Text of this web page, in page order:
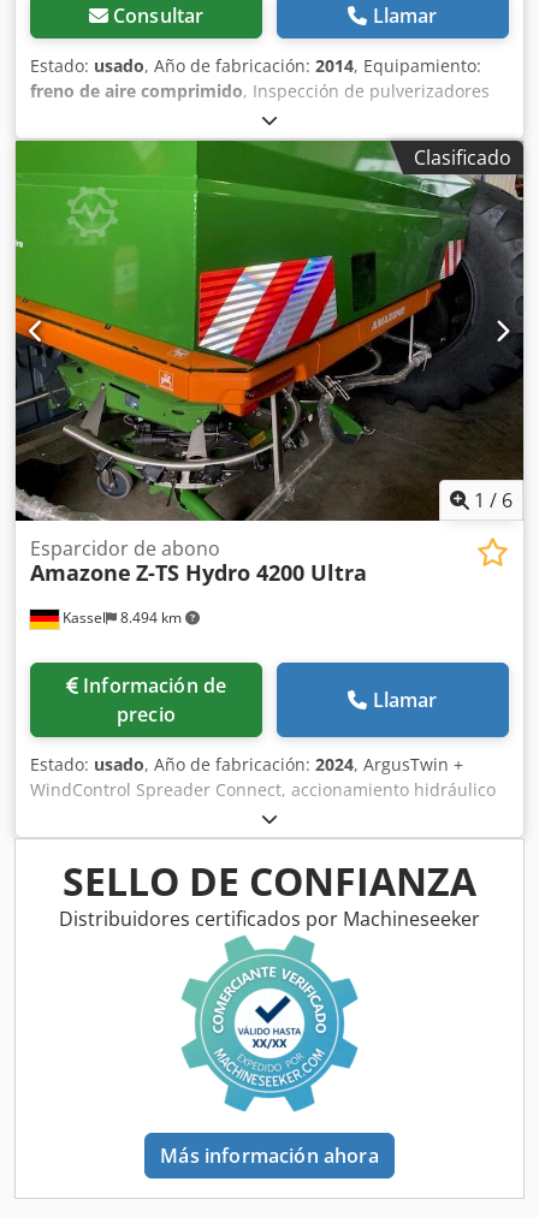
Consultar Llamar
Estado: usado, Año de fabricación: 2014, Equipamiento:
freno de aire comprimido, Inspección de pulverizadores
hasta el colector de boquillas, eje rígido. Cedpfjt A A Srex
Aixorf
Clasificado
1 / 6
Kassel 8.494 km
Esparcidor de abono
Amazone Z-TS Hydro 4200 Ultra
Información de
precio
Llamar
Estado: usado, Año de fabricación: 2024, ArgusTwin +
WindControl Spreader Connect, accionamiento hidráulico
izquierdo y derecho con AutoTS y FlowControl Profis Pro,
disco principal izquierdo y derecho con AutoTS, dispositivo
de rodillo y estacionamiento, sensor de inclinación,
alfombrillas EasyCheck, 16 unidades, control del equipo.
Csderxr U Depfx Aixerf
SELLO DE CONFIANZA
Distribuidores certificados por Machineseeker
Más información ahora